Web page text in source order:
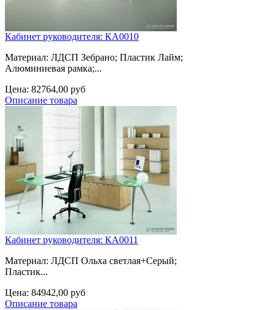
Кабинет руководителя: КА0010
Материал: ЛДСП Зебрано; Пластик Лайм;
Алюминиевая рамка;...
Цена: 82764,00 руб
Описание товара
Кабинет руководителя: КА0011
Материал: ЛДСП Ольха светлая+Серый;
Пластик...
Цена: 84942,00 руб
Описание товара